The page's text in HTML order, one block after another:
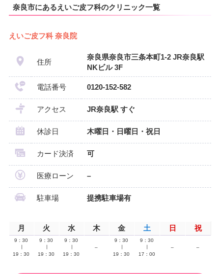
奈良市にあるえいご皮フ科のクリニック一覧
えいご皮フ科 奈良院
住所
奈良県奈良市三条本町1-2 JR奈良駅
NKビル 3F
電話番号 0120-152-582
アクセス JR奈良駅 すぐ
休診日 木曜日・日曜日・祝日
カード決済 可
医療ローン –
駐車場 提携駐車場有
月 火 水 木 金 土 日 祝
9：30
19：30
9：30
19：30
9：30
19：30
–
9：30
19：30
9：30
17：00
– –